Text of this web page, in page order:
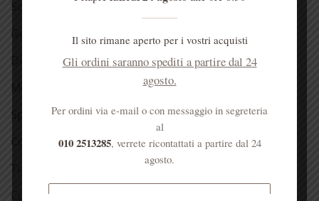
Scarica il catalogo
Guida all’acquisto
Diritto di Recesso
Modalità di pagamento
Spedizioni
Come raggiungerci
Tutela della Privacy
Cookie Policy (UE)
Il sito rimane aperto per i vostri acquisti
Gli ordini saranno spediti a partire dal 24
agosto.
Per ordini via e-mail o con messaggio in segreteria
al
010 2513285, verrete ricontattati a partire dal 24
agosto.